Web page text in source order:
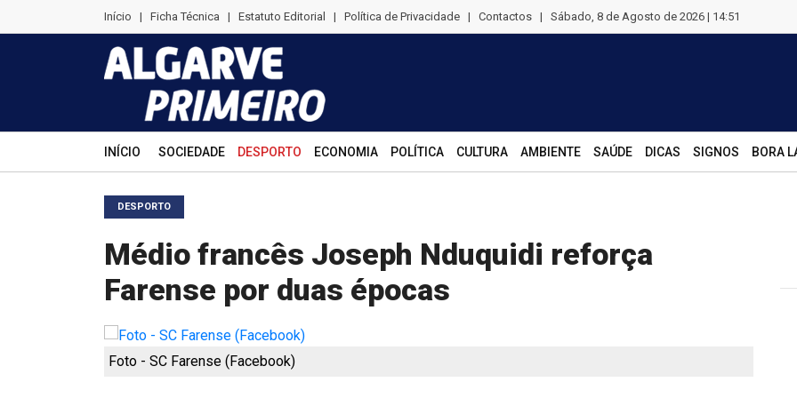
Início | Ficha Técnica | Estatuto Editorial | Política de Privacidade | Contactos | Sábado, 8 de Agosto de 2026 | 14:51
INÍCIO SOCIEDADE DESPORTO ECONOMIA POLÍTICA CULTURA AMBIENTE SAÚDE DICAS SIGNOS BORA
DESPORTO
Médio francês Joseph Nduquidi reforça
Farense por duas épocas
Foto - SC Farense (Facebook)